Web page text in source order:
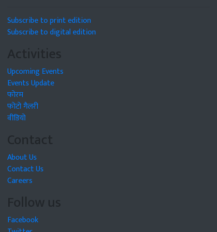
Subscribe to print edition
Subscribe to digital edition
Activities
Upcoming Events
Events Update
फोरम
फोटो गैलरी
वीडियो
Contact
About Us
Contact Us
Careers
Follow us
Facebook